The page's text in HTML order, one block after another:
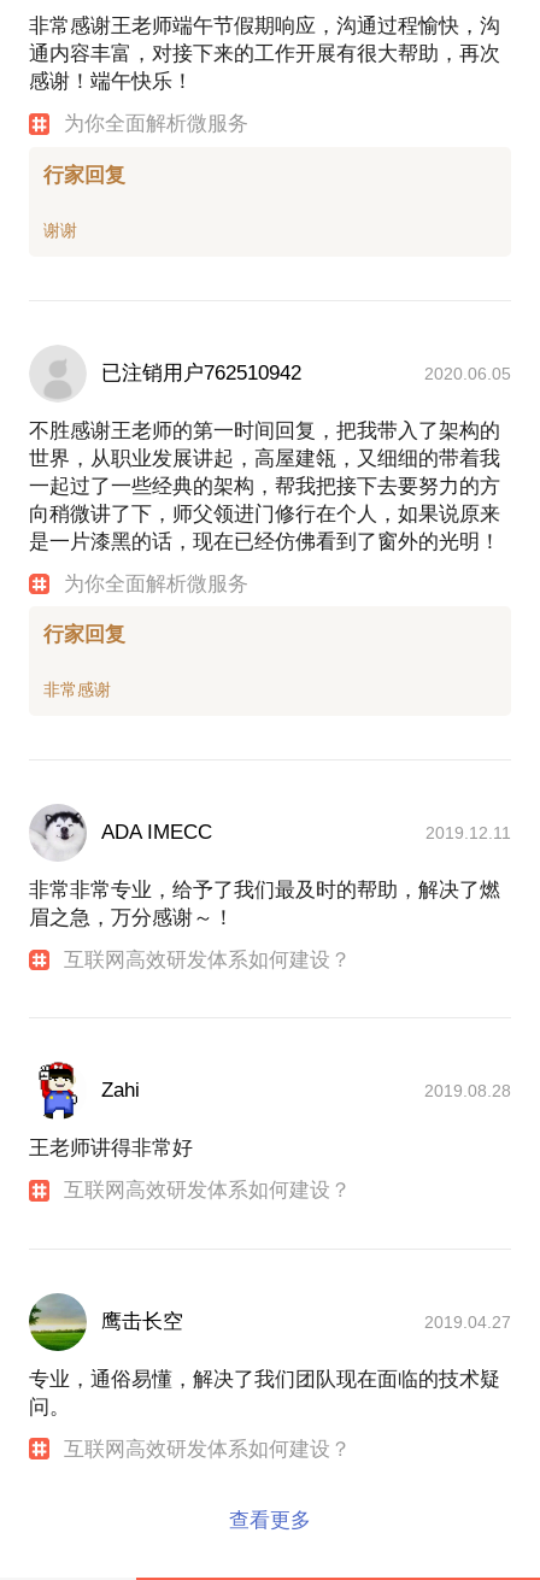
非常感谢王老师端午节假期响应，沟通过程愉快，沟
通内容丰富，对接下来的工作开展有很大帮助，再次
感谢！端午快乐！
为你全面解析微服务
行家回复
已注销用户762510942 2020.06.05
不胜感谢王老师的第一时间回复，把我带入了架构的
世界，从职业发展讲起，高屋建瓴，又细细的带着我
一起过了一些经典的架构，帮我把接下去要努力的方
向稍微讲了下，师父领进门修行在个人，如果说原来
是一片漆黑的话，现在已经仿佛看到了窗外的光明！
为你全面解析微服务
行家回复
ADA IMECC 2019.12.11
非常非常专业，给予了我们最及时的帮助，解决了燃
眉之急，万分感谢～！
互联网高效研发体系如何建设？
Zahi 2019.08.28
王老师讲得非常好
互联网高效研发体系如何建设？
鹰击长空 2019.04.27
专业，通俗易懂，解决了我们团队现在面临的技术疑
问。
互联网高效研发体系如何建设？
查看更多